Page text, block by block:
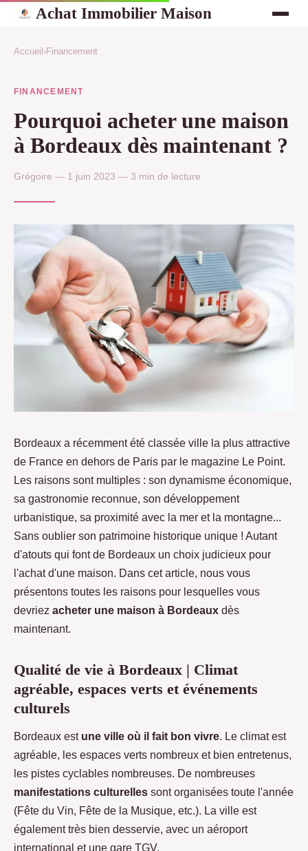
Achat Immobilier Maison
Accueil ›Financement
FINANCEMENT
Pourquoi acheter une maison
à Bordeaux dès maintenant ?
Grégoire — 1 juin 2023 — 3 min de lecture
Bordeaux a récemment été classée ville la plus attractive
de France en dehors de Paris par le magazine Le Point.
Les raisons sont multiples : son dynamisme économique,
sa gastronomie reconnue, son développement
urbanistique, sa proximité avec la mer et la montagne...
Sans oublier son patrimoine historique unique ! Autant
d'atouts qui font de Bordeaux un choix judicieux pour
l'achat d'une maison. Dans cet article, nous vous
présentons toutes les raisons pour lesquelles vous
devriez acheter une maison à Bordeaux dès
maintenant.
Qualité de vie à Bordeaux | Climat
agréable, espaces verts et événements
culturels
Bordeaux est une ville où il fait bon vivre. Le climat est
agréable, les espaces verts nombreux et bien entretenus,
les pistes cyclables nombreuses. De nombreuses
manifestations culturelles sont organisées toute l'année
(Fête du Vin, Fête de la Musique, etc.). La ville est
également très bien desservie, avec un aéroport
international et une gare TGV.